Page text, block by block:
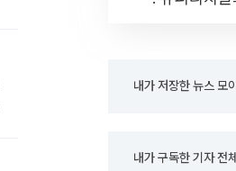
내가 저장한 뉴스 모
내가 구독한 기자 전